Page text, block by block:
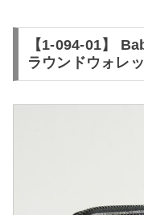
【1-094-01】
ラウンドウォレ